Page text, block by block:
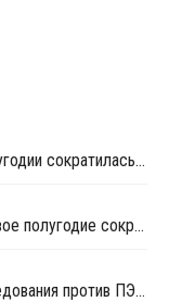
Прибыль Казаньоргсинтеза в первом полугодии сократилась более чем в 2 раза
Чистая прибыль СИБУРа по РСБУ за первое полугодие сократилась в 3,6 раза
ЕЭК прекратила антидемпинговые расследования против ПЭ и ПП из Азербайджана и Туркменистана